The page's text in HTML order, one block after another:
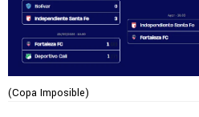
(Copa Imposible)